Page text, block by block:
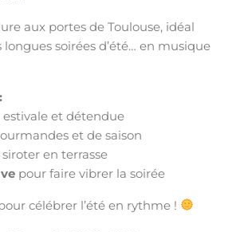
aux portes de Toulouse, idéal
soirées d’été… en musique
et détendue
et de saison
en terrasse
pour faire vibrer la soirée
célébrer l’été en rythme !